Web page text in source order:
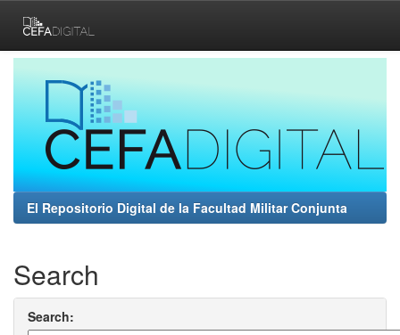
navigation
El Repositorio Digital de la Facultad Militar Conjunta
Search
Search: